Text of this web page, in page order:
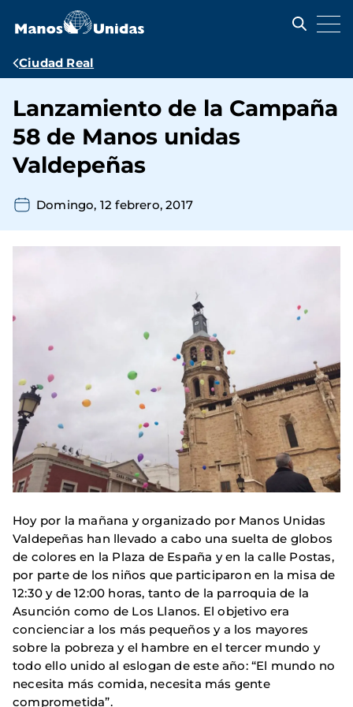
contenido
Ruta
navegación
Ciudad Real
Lanzamiento de la Campaña
58 de Manos unidas
Valdepeñas
Domingo, 12 febrero, 2017
Hoy por la mañana y organizado por Manos Unidas
Valdepeñas han llevado a cabo una suelta de globos
de colores en la Plaza de España y en la calle Postas,
por parte de los niños que participaron en la misa de
12:30 y de 12:00 horas, tanto de la parroquia de la
Asunción como de Los Llanos. El objetivo era
concienciar a los más pequeños y a los mayores
sobre la pobreza y el hambre en el tercer mundo y
todo ello unido al eslogan de este año: “El mundo no
necesita más comida, necesita más gente
comprometida”.